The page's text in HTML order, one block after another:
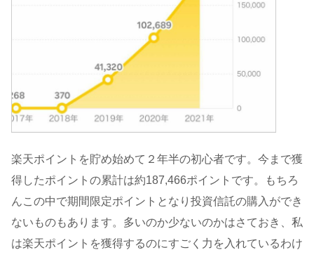
楽天ポイントを貯め始めて２年半の初心者です。今まで獲
得したポイントの累計は約187,466ポイントです。もちろ
んこの中で期間限定ポイントとなり投資信託の購入ができ
ないものもあります。多いのか少ないのかはさておき、私
は楽天ポイントを獲得するのにすごく力を入れているわけ